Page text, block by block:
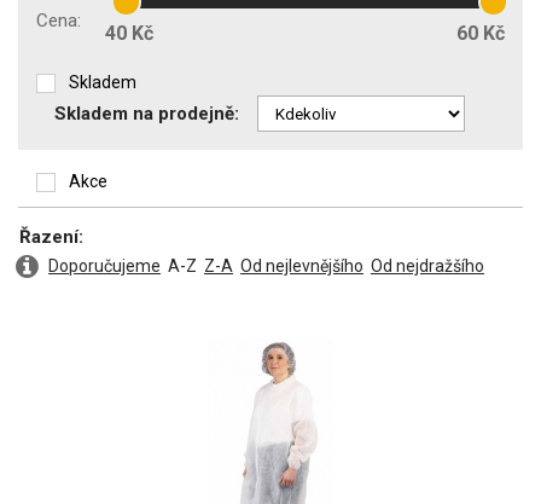
Zakázkové šití
Cena:
40 Kč 60 Kč
Skladem
Skladem na prodejně:
Řazení:
Doporučujeme A-Z Z-A Od nejlevnějšího Od nejdražšího
Akce